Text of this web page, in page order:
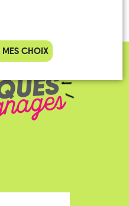
MES CHOIX